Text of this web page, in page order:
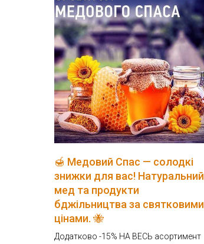
🍯 Медовий Спас — солодкі
знижки для вас! Натуральний
мед та продукти
бджільництва за святковими
цінами. 🐝
Додатково -15% НА ВЕСЬ асортимент